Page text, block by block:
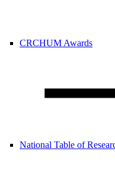
CRCHUM Awards
National Table of